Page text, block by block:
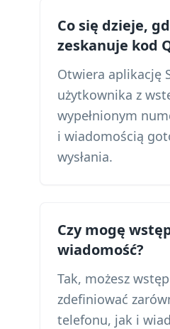
Co się dzieje,
zeskanuje kod
Otwiera aplikację
użytkownika z
wypełnionym
i wiadomością
wysłania.
Czy mogę
wiadomość?
Tak, możesz
zdefiniować
telefonu, jak i